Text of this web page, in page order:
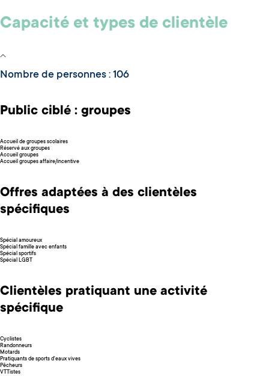
Capacité et types de clientèle
Nombre de personnes : 106
Public ciblé : groupes
Accueil de groupes scolaires
Réservé aux groupes
Accueil groupes
Accueil groupes affaire/incentive
Offres adaptées à des clientèles
spécifiques
Spécial amoureux
Spécial famille avec enfants
Spécial sportifs
Spécial LGBT
Clientèles pratiquant une activité
spécifique
Cyclistes
Randonneurs
Motards
Pratiquants de sports d'eaux vives
Pêcheurs
VTTistes